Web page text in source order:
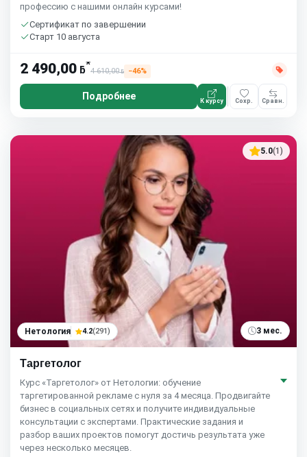
профессию с нашими онлайн курсами!
Сертификат по завершении
Старт 10 августа
2 490,00 ƃ*
4 610,00ƃ −46%
Подробнее К курсу Сохр. Сравн.
5.0(1)
Нетология 4.2(291) 3 мес.
Таргетолог
Курс «Таргетолог» от Нетологии: обучение
таргетированной рекламе с нуля за 4 месяца. Продвигайте
бизнес в социальных сетях и получите индивидуальные
консультации с экспертами. Практические задания и
разбор ваших проектов помогут достичь результата уже
через несколько месяцев.